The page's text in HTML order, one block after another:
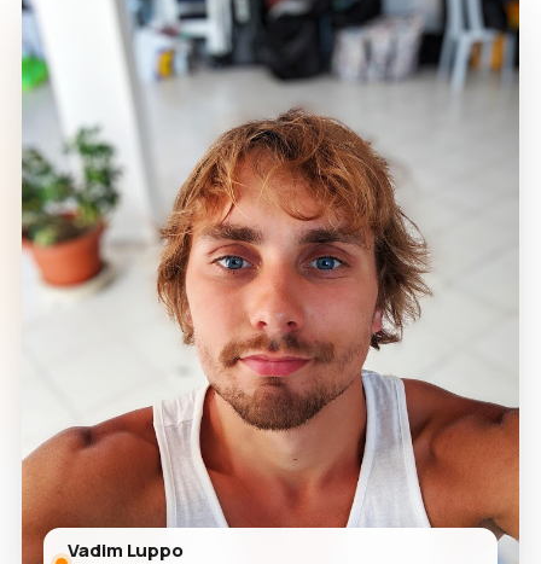
Vadim Luppo